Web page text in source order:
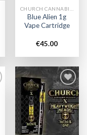
Blue Alien 1g
Vape Cartridge
€45.00
Add to
wishlist